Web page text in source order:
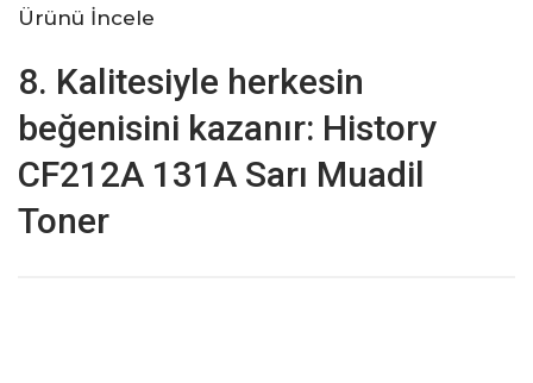
Ürünü İncele
8. Kalitesiyle herkesin
beğenisini kazanır: History
CF212A 131A Sarı Muadil
Toner